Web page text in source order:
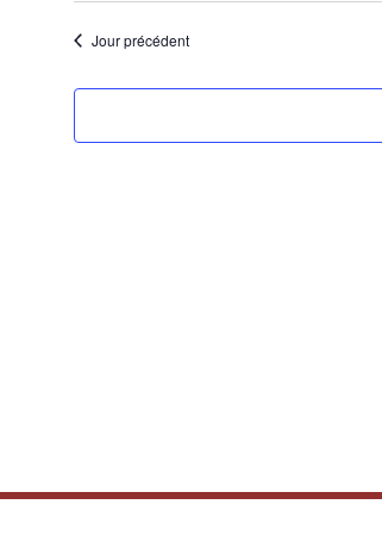
une
date.Jour précédent